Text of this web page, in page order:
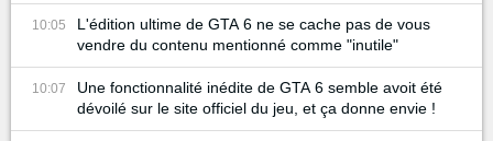
10:05
L'édition ultime de GTA 6 ne se cache pas de vous
vendre du contenu mentionné comme "inutile"
10:07
Une fonctionnalité inédite de GTA 6 semble avoit été
dévoilé sur le site officiel du jeu, et ça donne envie !